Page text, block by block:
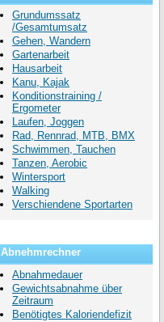
Grundumssatz
/Gesamtumsatz
Gehen, Wandern
Gartenarbeit
Hausarbeit
Kanu, Kajak
Konditionstraining /
Ergometer
Laufen, Joggen
Rad, Rennrad, MTB, BMX
Schwimmen, Tauchen
Tanzen, Aerobic
Wintersport
Walking
Verschiendene Sportarten
Abnehmrechner
Abnahmedauer
Gewichtsabnahme über
Zeitraum
Benötigtes Kaloriendefizit